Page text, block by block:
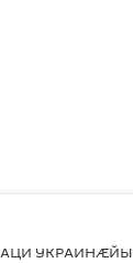
УКРАИНӔЙЫ